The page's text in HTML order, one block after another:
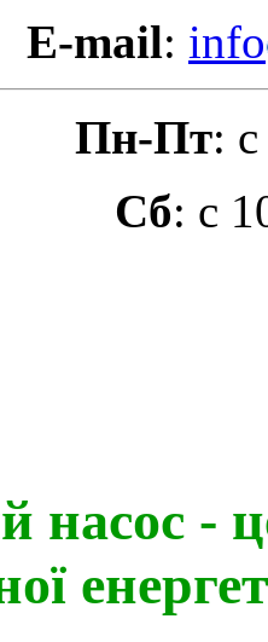
E-mail: info
Пн-Пт:
Сб: с
насос -